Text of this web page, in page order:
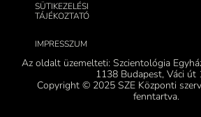
SÜTIKEZELÉSI
TÁJÉKOZTATÓ
IMPRESSZUM
Az oldalt üzemelteti: Szcientológia
1138 Budapest, Váci út
Copyright © 2025 SZE Központi
fenntartva.